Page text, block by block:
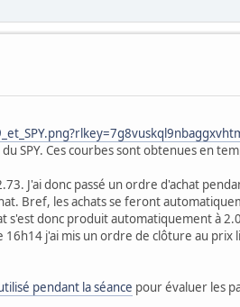
SPY. Ces courbes sont obtenues en
J'ai donc passé un ordre d'achat
Bref, les achats se feront
s'est donc produit automatiquement à
j'ai mis un ordre de clôture au
pendant la séance pour évaluer les